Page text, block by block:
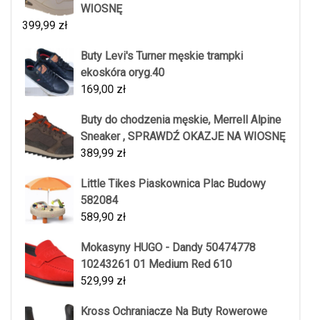
WIOSNĘ
399,99 zł
Buty Levi's Turner męskie trampki
ekoskóra oryg.40
169,00 zł
Buty do chodzenia męskie, Merrell Alpine
Sneaker , SPRAWDŹ OKAZJE NA WIOSNĘ
389,99 zł
Little Tikes Piaskownica Plac Budowy
582084
589,90 zł
Mokasyny HUGO - Dandy 50474778
10243261 01 Medium Red 610
529,99 zł
Kross Ochraniacze Na Buty Rowerowe